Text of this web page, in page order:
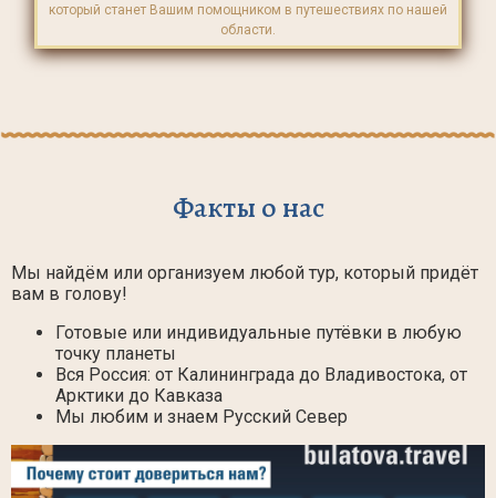
который станет Вашим помощником в путешествиях по нашей
области.
Факты о нас
Мы найдём или организуем любой тур, который придёт
вам в голову!
Готовые или индивидуальные путёвки в любую
точку планеты
Вся Россия: от Калининграда до Владивостока, от
Арктики до Кавказа
Мы любим и знаем Русский Север